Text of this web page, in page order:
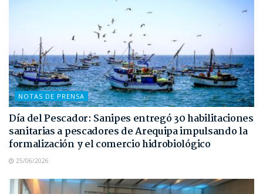
NOTAS DE PRENSA
Día del Pescador: Sanipes entregó 30 habilitaciones
sanitarias a pescadores de Arequipa impulsando la
formalización y el comercio hidrobiológico
25/06/2026